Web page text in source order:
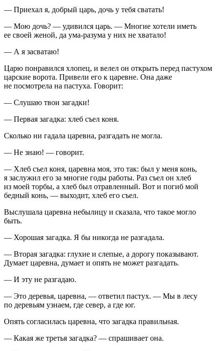
— Приехал я, добрый царь, дочь у тебя сватать!
— Мою дочь? — удивился царь. — Многие хотели иметь
ее своей женой, да ума-разума у них не хватало!
— А я засватаю!
Царю понравился хлопец, и велел он открыть перед пастухом
царские ворота. Привели его к царевне. Она даже
не посмотрела на пастуха. Говорит:
— Слушаю твои загадки!
— Первая загадка: хлеб съел коня.
Сколько ни гадала царевна, разгадать не могла.
— Не знаю! — говорит.
— Хлеб съел коня, царевна моя, это так: был у меня конь,
я заслужил его за многие годы работы. Раз съел он хлеб
из моей торбы, а хлеб был отравленный. Вот и погиб мой
бедный конь, — выходит, хлеб его съел.
Выслушала царевна небылицу и сказала, что такое могло
быть.
— Хорошая загадка. Я бы никогда не разгадала.
— Вторая загадка: глухие и слепые, а дорогу показывают.
Думает царевна, думает и опять не может разгадать.
— И эту не разгадаю.
— Это деревья, царевна, — ответил пастух. — Мы в лесу
по деревьям узнаем, где север, а где юг.
Опять согласилась царевна, что загадка правильная.
— Какая же третья загадка? — спрашивает она.